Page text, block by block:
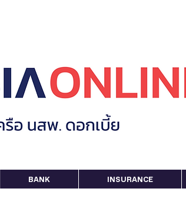
BANK INSURANCE